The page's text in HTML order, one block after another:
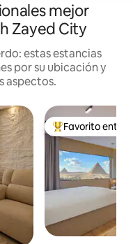
mejor
Zayed City
estas estancias
por su ubicación y
aspectos.
De los mejores
Favorito entre